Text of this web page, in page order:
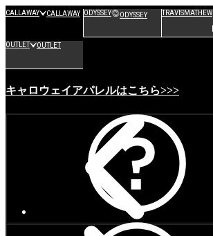
CALLAWAY CALLAWAY ODYSSEY ODYSSEY TRAVISMATHEW
OUTLET OUTLET
キャロウェイアパレルはこちら>>>